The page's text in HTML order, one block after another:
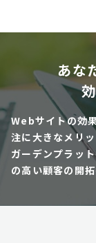
あな
Webサイトの効
注に大きなメリッ
ガーデンプラッ
の高い顧客の開